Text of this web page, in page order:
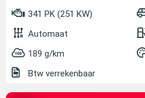
341 PK (251 KW)
Automaat
189 g/km
Btw verrekenbaar